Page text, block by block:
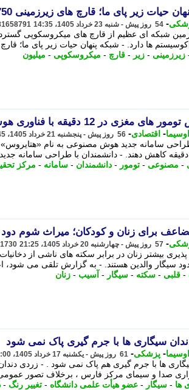
زیر پای ما؛ قارچ های زیرزمینی 750 میلیون بار تا خورشید امتداد دارند
- 54 روز پیش - شنبه 23 خرداد 1405، 14:35
شبکه ای عظیم از قارچ های میکروسکوپی
ها دارد. - شبکه پنهان حیات زیر پای ما؛ قارچ
زیرزمینی - زیر - قارچ - میکروسکوپی - میلیون
مغزی در 12 دقیقه با فناوری هوش مصنوعی
- اقتصادی- 56 روز پیش - پنجشنبه 21 خرداد 1405، 15:45
- مصنوعی - تومور - دانشمندان - سامانه - مرکز
برای زنان و کودکان؛ میراث شوم
- 57 روز پیش - چهارشنبه 20 خرداد 1405، 21:25
بیشتر زنان در برابر سکته های ناشی از
سیگار والدین هستند. - به گزارش تلقی می شود،
- قلبی - سکته - سیگار - آسیب - زنان
سیگاری ها با جرم گیری پاک نمی شود
- پزشکی- 61 روز پیش - یکشنبه 17 خرداد 1405، 13:00
ها با جرم گیری هم پاک نمی شود . - زردی
صدا و سیمای مرکز فارس ، برخلاف تصور عمومی،
ها - سیگار - عضو هیأت علمی دانشگاه - تغییر رنگ -